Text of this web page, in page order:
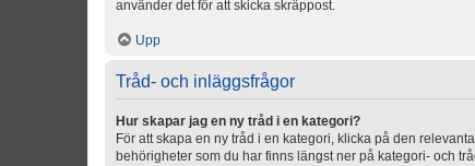
använder det för att skicka skräppost.
Upp
Tråd- och inläggsfrågor
Hur skapar jag en ny tråd i en kategori?
För att skapa en ny tråd i en kategori, klicka på den
behörigheter som du har finns längst ner på kategori- och